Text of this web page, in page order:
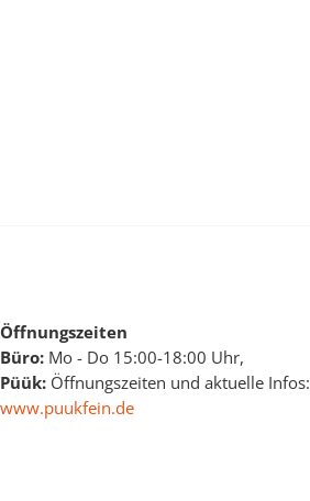
Öffnungszeiten
Büro: Mo - Do 15:00-18:00 Uhr,
Püük: Öffnungszeiten und aktuelle Infos:
www.puukfein.de